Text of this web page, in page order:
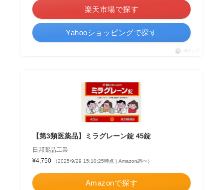
楽天市場で探す
Yahooショッピングで探す
ポチップ
【第3類医薬品】ミラグレーン錠 45錠
日邦薬品工業
¥4,750
（2025/9/29 15:10:25時点 | Amazon調べ）
Amazonで探す